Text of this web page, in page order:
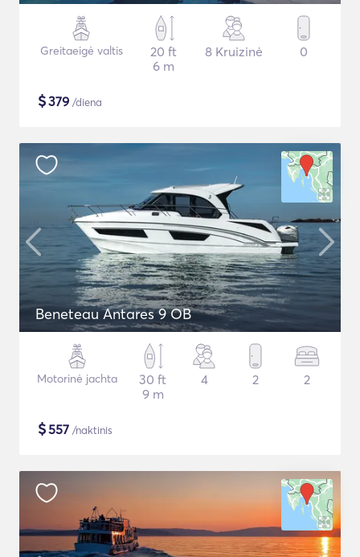
Greitaeigė valtis
20 ft
6 m
8 Kruizinė 0
$379 /diena
Beneteau Antares 9 OB
Motorinė jachta
30 ft
9 m
4 2 2
$557 /naktinis